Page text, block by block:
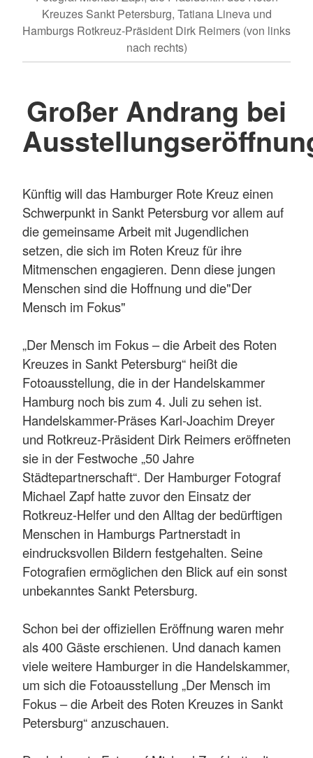
Kreuzes Sankt Petersburg, Tatiana Lineva und
Hamburgs Rotkreuz-Präsident Dirk Reimers (von links
nach rechts)
Großer Andrang bei
Künftig will das Hamburger Rote Kreuz einen
Schwerpunkt in Sankt Petersburg vor allem auf
die gemeinsame Arbeit mit Jugendlichen
setzen, die sich im Roten Kreuz für ihre
Mitmenschen engagieren. Denn diese jungen
Menschen sind die Hoffnung und die"Der
Mensch im Fokus"
„Der Mensch im Fokus – die Arbeit des Roten
Kreuzes in Sankt Petersburg“ heißt die
Fotoausstellung, die in der Handelskammer
Hamburg noch bis zum 4. Juli zu sehen ist.
Handelskammer-Präses Karl-Joachim Dreyer
und Rotkreuz-Präsident Dirk Reimers eröffneten
sie in der Festwoche „50 Jahre
Städtepartnerschaft“. Der Hamburger Fotograf
Michael Zapf hatte zuvor den Einsatz der
Rotkreuz-Helfer und den Alltag der bedürftigen
Menschen in Hamburgs Partnerstadt in
eindrucksvollen Bildern festgehalten. Seine
Fotografien ermöglichen den Blick auf ein sonst
unbekanntes Sankt Petersburg.
Schon bei der offiziellen Eröffnung waren mehr
als 400 Gäste erschienen. Und danach kamen
viele weitere Hamburger in die Handelskammer,
um sich die Fotoausstellung „Der Mensch im
Fokus – die Arbeit des Roten Kreuzes in Sankt
Petersburg“ anzuschauen.